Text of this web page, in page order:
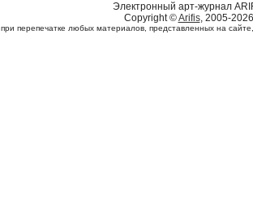
Электронный арт-журнал
Copyright ©Arifis, 2005-2026
при перепечатке любых материалов, представленных на